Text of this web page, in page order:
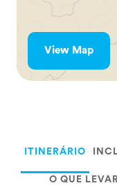
View Map
ITINERÁRIO
O QUE LEVAR